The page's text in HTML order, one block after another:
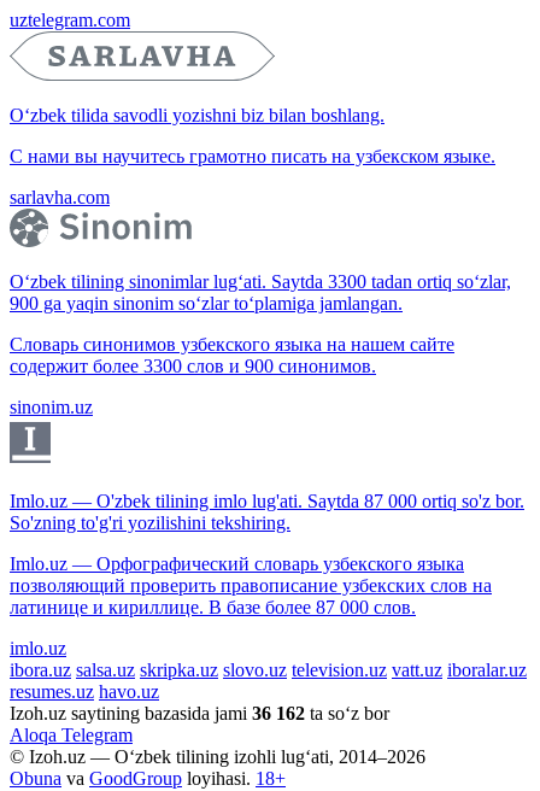
uztelegram.com
O‘zbek tilida savodli yozishni biz bilan boshlang.
С нами вы научитесь грамотно писать на узбекском языке.
sarlavha.com
O‘zbek tilining sinonimlar lug‘ati. Saytda 3300 tadan ortiq so‘zlar,
900 ga yaqin sinonim so‘zlar to‘plamiga jamlangan.
Словарь синонимов узбекского языка на нашем сайте
содержит более 3300 слов и 900 синонимов.
sinonim.uz
Imlo.uz — O'zbek tilining imlo lug'ati. Saytda 87 000 ortiq so'z bor.
So'zning to'g'ri yozilishini tekshiring.
Imlo.uz — Орфографический словарь узбекского языка
позволяющий проверить правописание узбекских слов на
латинице и кириллице. В базе более 87 000 слов.
imlo.uz
ibora.uz salsa.uz skripka.uz slovo.uz television.uz vatt.uz iboralar.uz
resumes.uz havo.uz
Izoh.uz saytining bazasida jami 36 162 ta so‘z bor
Aloqa Telegram
© Izoh.uz — O‘zbek tilining izohli lug‘ati, 2014–2026
Obuna va GoodGroup loyihasi. 18+